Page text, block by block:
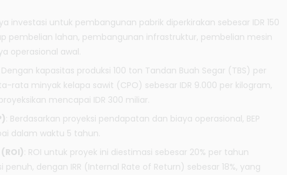
investasi untuk pembangunan pabrik diperkirakan sebesar IDR 150
pembelian lahan, pembangunan infrastruktur, pembelian mesin
operasional awal.
Dengan kapasitas produksi 100 ton Tandan Buah Segar (TBS) per
rata minyak kelapa sawit (CPO) sebesar IDR 9.000 per kilogram,
mencapai IDR 300 miliar.
: Berdasarkan proyeksi pendapatan dan biaya operasional, BEP
dalam waktu 5 tahun.
: ROI untuk proyek ini diestimasi sebesar 20% per tahun
dengan IRR (Internal Rate of Return) sebesar 18%, yang